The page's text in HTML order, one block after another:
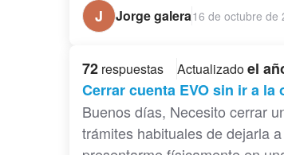
J
Jorge galera16 de octubre de
72 respuestas Actualizadoel
Cerrar cuenta EVO sin ir a la
Buenos días, Necesito cerrar
trámites habituales de dejarla